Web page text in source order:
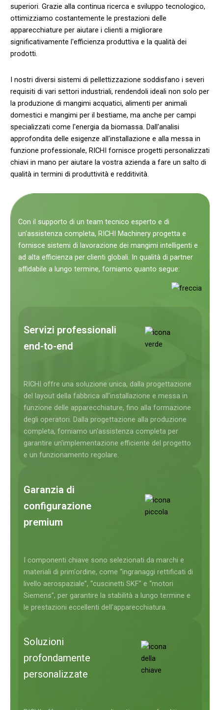
superiori. Grazie alla continua ricerca e sviluppo tecnologico,
ottimizziamo costantemente le prestazioni delle
apparecchiature per aiutare i clienti a migliorare
significativamente l'efficienza produttiva e la qualità dei
prodotti.
I nostri diversi sistemi di pellettizzazione soddisfano i severi
requisiti di vari settori industriali, rendendoli ideali non solo per
la produzione di mangimi acquatici, alimenti per animali
domestici e mangimi per il bestiame, ma anche per campi
specializzati come l'energia da biomassa. Dall'analisi
approfondita delle esigenze all'installazione e alla messa in
funzione professionale, RICHI fornisce progetti personalizzati
chiavi in mano per aiutare la vostra azienda a fare un salto di
qualità in termini di produttività e redditività.
Con il supporto di un team tecnico esperto e di
un'assistenza completa, RICHI Machinery progetta e
fornisce sistemi di lavorazione dei mangimi intelligenti e
ad alta efficienza per clienti globali. In qualità di partner
affidabile a lungo termine, forniamo quanto segue:
Servizi professionali
end-to-end
RICHI offre una soluzione unica, dalla progettazione
del layout della fabbrica all'installazione e messa in
funzione delle apparecchiature, fino alla formazione
degli operatori. Dalla progettazione alla produzione
completa, forniamo un'assistenza completa per
garantire un'implementazione efficiente del progetto
e un funzionamento regolare.
Garanzia di
configurazione
premium
I componenti chiave sono selezionati da marchi e
materiali di prim'ordine, come “ingranaggi rettificati di
livello aerospaziale”, “cuscinetti SKF” e “motori
Siemens”, per garantire la stabilità a lungo termine e
le prestazioni eccellenti dell'apparecchiatura.
Soluzioni
profondamente
personalizzate